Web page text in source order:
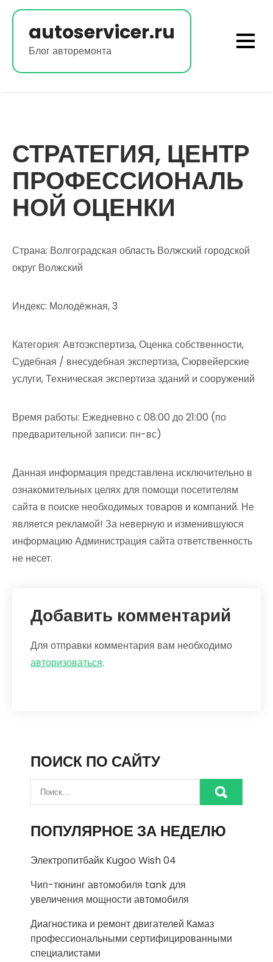
Перейти
содержимомуautoservicer.ru
Блог авторемонта
СТРАТЕГИЯ, ЦЕНТР
ПРОФЕССИОНАЛЬ
НОЙ ОЦЕНКИ
Страна: Волгоградская область Волжский городской
округ Волжский
Индекс: Молодёжная, 3
Категория: Автоэкспертиза, Оценка собственности,
Судебная / внесудебная экспертиза, Сюрвейерские
услуги, Техническая экспертиза зданий и сооружений
Время работы: Ежедневно с 08:00 до 21:00 (по
предварительной записи: пн-вс)
Данная информация представлена исключительно в
ознакомительных целях для помощи посетителям
сайта в поиске необходимых товаров и компаний. Не
является рекламой! За неверную и изменившуюся
информацию Администрация сайта ответственность
не несет.
Добавить комментарий
Для отправки комментария вам необходимо
авторизоваться.
ПОИСК ПО САЙТУ
ПОПУЛЯРНОЕ ЗА НЕДЕЛЮ
Электропитбайк Kugoo Wish 04
Чип-тюнинг автомобиля tank для
увеличения мощности автомобиля
Диагностика и ремонт двигателей Камаз
профессиональными сертифицированными
специалистами